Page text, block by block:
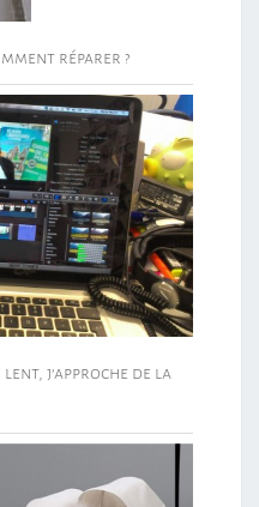
réparer ?
j’approche de la